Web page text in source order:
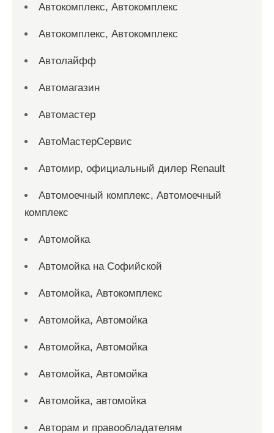
Автокомплекс, Автокомплекс
Автокомплекс, Автокомплекс
Автолайфф
Автомагазин
Автомастер
АвтоМастерСервис
Автомир, официальный дилер Renault
Автомоечный комплекс, Автомоечный
комплекс
Автомойка
Автомойка на Софийской
Автомойка, Автокомплекс
Автомойка, Автомойка
Автомойка, Автомойка
Автомойка, Автомойка
Автомойка, автомойка
Авторам и правообладателям